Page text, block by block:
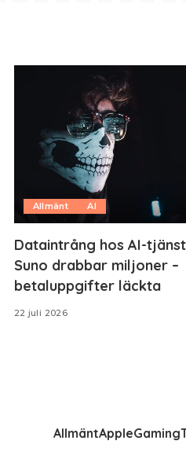
Allmänt AI
Dataintrång hos AI-
Suno drabbar miljoner –
betaluppgifter läckta
22 juli 2026
AllmäntAppleGaming